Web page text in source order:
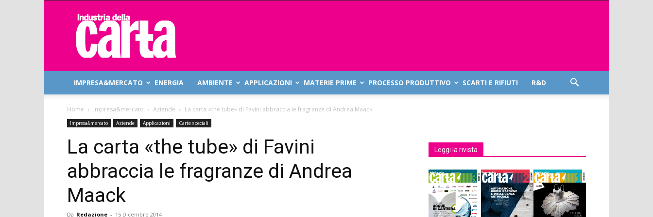
Industria
della
Carta
IMPRESA&MERCATO ENERGIA AMBIENTE APPLICAZIONI MATERIE PRIME PROCESSO PRODUTTIVO SCARTI E RIFIUTI R&D
Home Impresa&mercato Aziende La carta «the tube» di Favini abbraccia le fragranze di Andrea Maack
Impresa&mercato Aziende Applicazioni Carte speciali
La carta «the tube» di Favini
abbraccia le fragranze di Andrea
Maack
Da Redazione - 15 Dicembre 2014
Leggi la rivista